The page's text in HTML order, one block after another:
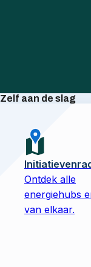
Zelf aan de slag
Ontdek alle
energiehubs
van elkaar.